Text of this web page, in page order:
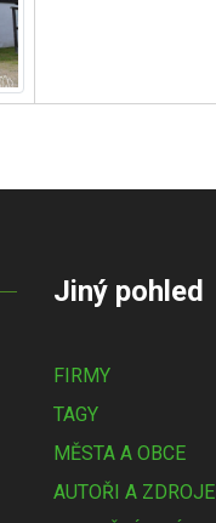
Jiný pohled
FIRMY
TAGY
MĚSTA A OBCE
AUTOŘI A ZDROJE